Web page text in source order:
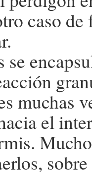
caso de
se
muchas
el